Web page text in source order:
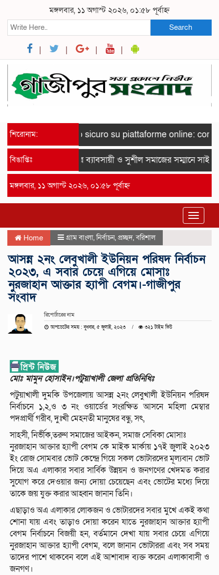
মঙ্গলবার, ১১ অগাস্ট ২০২৬, ০১:৫৮ পূর্বাহ্ন
Search
শিরোনাম: Gioco sicuro su piattaforme online: come
বিঙাপ্তিঃ রায়পুরে ব্যাবসায়ী ও সুশীল সমাজের সম্মানে সাইদ
মঙ্গলবার, ১১ অগাস্ট ২০২৬, ০১:৫৮ পূর্বাহ্ন
Toggle
Home গ্রাম বাংলা,নির্বাচন, প্রচ্ছদ,বরিশাল
আসন্ন ২নং লেবুখালী ইউনিয়ন পরিষদ নির্বাচন
২০২৩, এ সবার চেয়ে এগিয়ে মোসাঃ
নুরজাহান আক্তার হ্যাপী বেগম।-গাজীপুর
সংবাদ
রিপোর্টারের নাম
আপডেটের সময় : বুধবার, ৫ জুলাই, ২০২৩ ৩২১ টাইম ভিউ
মোঃ মামুন হোসাইন।পটুয়াখালী জেলা প্রতিনিধিঃ
পটুয়াখালী দুমকি উপজেলায় আসন্ন ২নং লেবুখালী ইউনিয়ন পরিষদ
নির্বাচনে ১,২,ও ৩ নং ওয়ার্ডের সংরক্ষিত আসনে মহিলা মেম্বার
পদপ্রার্থী গরীব, দুঃখী মেহনতী মানুষের বন্ধু, সৎ,
সাহসী, নির্ভীক,তরুণ সমাজের আইকন, সমাজ সেবিকা মোসাঃ
নুরজাহান আক্তার হ্যাপী বেগম কে মাইক মার্কায় ১৭ই জুলাই ২০২৩
ইং রোজ সোমবার ভোট কেন্দ্রে গিয়ে সকল ভোটারদের মূল্যবান ভোট
দিয়ে অএ এলাকার সবার সার্বিক উন্নয়ন ও জনগণের খেদমত করার
সুযোগ করে দেওয়ার জন্য দোয়া চেয়েছেন এবং ভোটের মধ্যে দিয়ে
তাকে জয় যুক্ত করার আহ্বান জানান তিনি।
এছাড়াও অএ এলাকার লোকজন ও ভোটারদের সবার মুখে একই কথা
শোনা যায় এবং তাড়াও দোয়া করেন যাতে নুরজাহান আক্তার হ্যাপী
বেগম নির্বাচনে বিজয়ী হন, বর্তমানে দেখা যায় সবার চেয়ে এগিয়ে
নুরজাহান আক্তার হ্যাপী বেগম, বলে জানান ভোটাররা এবং সব সময়
তাদের পাশে থাকবেন বলে এই আশাবাদ ব্যক্ত করেন এলাকাবাসী ও
জনগণ।